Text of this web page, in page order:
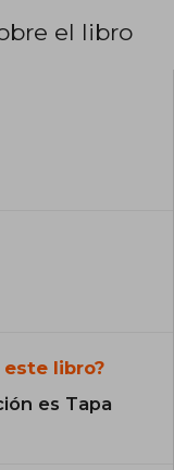
el libro
este libro?
es Tapa